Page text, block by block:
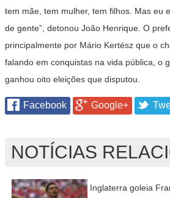
tem mãe, tem mulher, tem filhos. Mas eu
de gente”, detonou João Henrique. O
principalmente por Mário Kertész que o
falando em conquistas na vida pública, o
ganhou oito eleições que disputou.
Facebook Google+
NOTÍCIAS
Inglaterra goleia